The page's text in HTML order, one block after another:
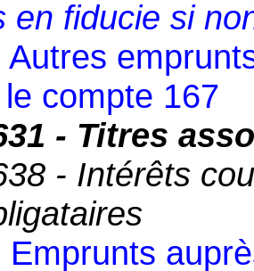
en fiducie si
Autres
compte 167
- Titres
- Intérêts
Emprunts